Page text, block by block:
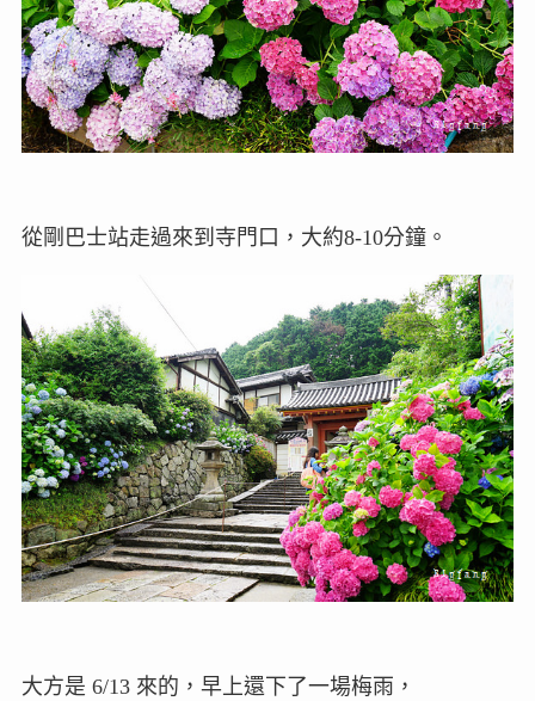
從剛巴士站走過來到寺門口，大約8-10分鐘。
大方是 6/13 來的，早上還下了一場梅雨，